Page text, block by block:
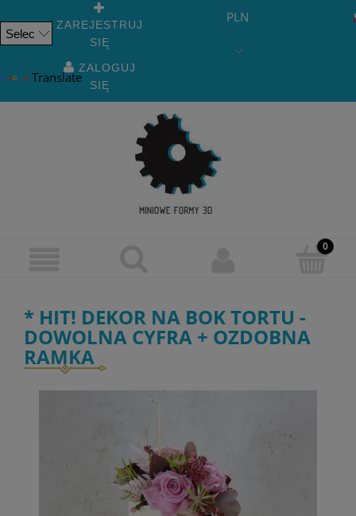
Translate
ZAREJESTRUJ
SIĘ
ZALOGUJ
SIĘ
PLN
* HIT! DEKOR NA BOK TORTU -
DOWOLNA CYFRA + OZDOBNA
RAMKA